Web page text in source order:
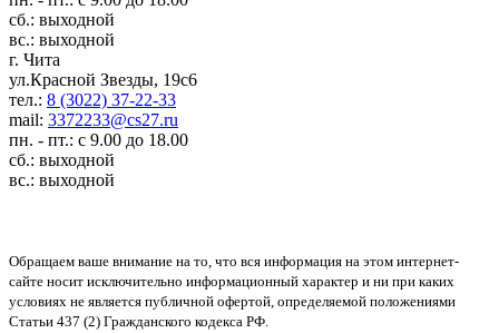
сб.: выходной
вс.: выходной
г. Чита
ул.Красной Звезды, 19с6
тел.: 8 (3022) 37-22-33
mail: 3372233@cs27.ru
пн. - пт.: с 9.00 до 18.00
сб.: выходной
вс.: выходной
Обращаем ваше внимание на то, что вся информация на этом интернет-
сайте носит исключительно информационный характер и ни при каких
условиях не является публичной офертой, определяемой положениями
Статьи 437 (2) Гражданского кодекса РФ.